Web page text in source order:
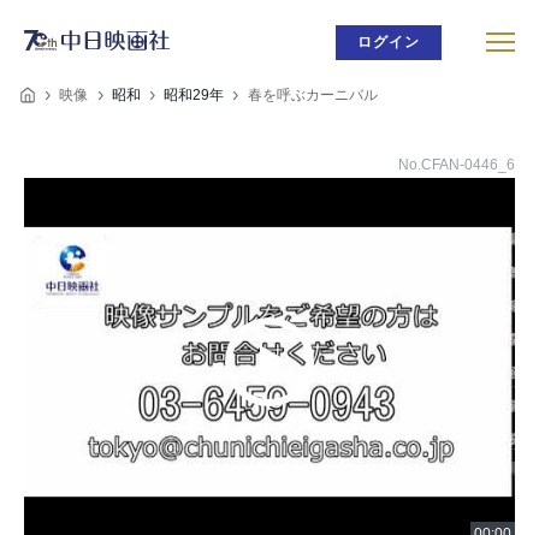
ログイン
映像 昭和 昭和29年 春を呼ぶカーニバル
No.CFAN-0446_6